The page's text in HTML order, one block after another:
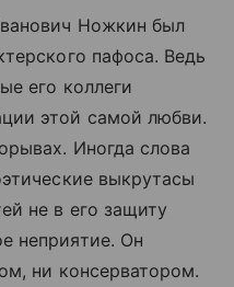
Ножкин был
пафоса. Ведь
его коллеги
этой самой любви.
Иногда слова
выкрутасы
не в его защиту
неприятие. Он
ни консерватором.